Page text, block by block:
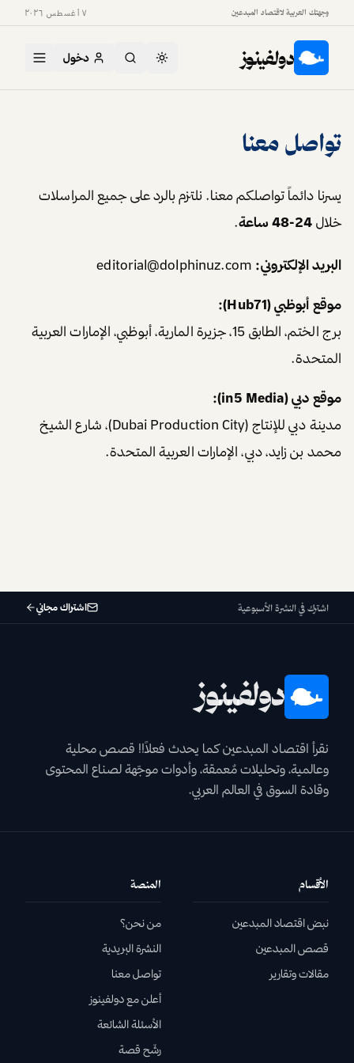
وجهتك العربية لاقتصاد المبدعين ٧ أغسطس ٢٠٢٦
دولفينوز دخول
تواصل معنا
يسرنا دائماً تواصلكم معنا. نلتزم بالرد على جميع المراسلات
خلال 24-48 ساعة .
البريد الإلكتروني:
موقع أبوظبي (Hub71):
برج الختم، الطابق 15، جزيرة المارية، أبوظبي، الإمارات العربية
المتحدة.
موقع دبي (in5 Media):
مدينة دبي للإنتاج (Dubai Production City)، شارع الشيخ
محمد بن زايد، دبي، الإمارات العربية المتحدة.
اشترك في النشرة الأسبوعية اشتراك مجاني
دولفينوز
نقرأ اقتصاد المبدعين كما يحدث فعلاً!! قصص محلية
وعالمية، وتحليلات مٌعمقة، وأدوات موجّهة لصناع المحتوى
وقادة السوق في العالم العربي.
الأقسام
نبض اقتصاد المبدعين
قصص المبدعين
مقالات وتقارير
المنصة
من نحن؟
النشرة البريدية
تواصل معنا
أعلن مع دولفينوز
الأسئلة الشائعة
رشّح قصة